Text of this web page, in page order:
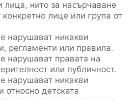
лица, нито за насърчаване
лице или група от
нарушават никакви
регламенти или правила.
нарушават правата на
или публичност.
нарушават никакви
относно детската